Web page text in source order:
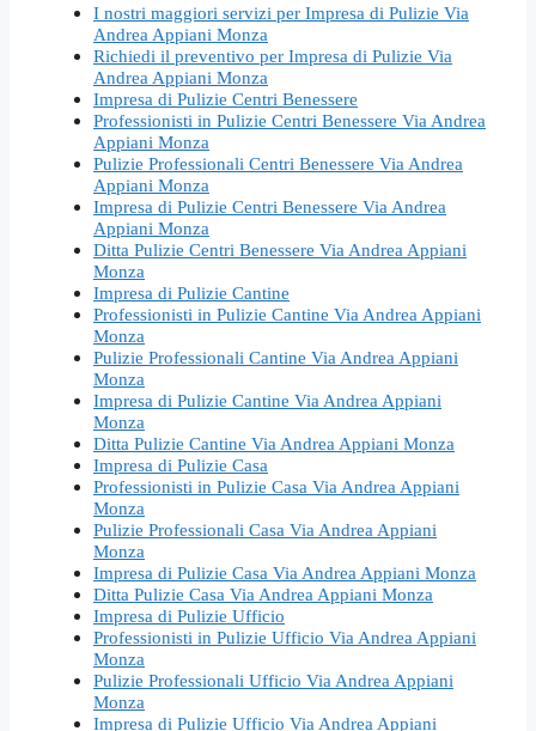
I nostri maggiori servizi per Impresa di Pulizie Via
Andrea Appiani Monza
Richiedi il preventivo per Impresa di Pulizie Via
Andrea Appiani Monza
Impresa di Pulizie Centri Benessere
Professionisti in Pulizie Centri Benessere Via Andrea
Appiani Monza
Pulizie Professionali Centri Benessere Via Andrea
Appiani Monza
Impresa di Pulizie Centri Benessere Via Andrea
Appiani Monza
Ditta Pulizie Centri Benessere Via Andrea Appiani
Monza
Impresa di Pulizie Cantine
Professionisti in Pulizie Cantine Via Andrea Appiani
Monza
Pulizie Professionali Cantine Via Andrea Appiani
Monza
Impresa di Pulizie Cantine Via Andrea Appiani
Monza
Ditta Pulizie Cantine Via Andrea Appiani Monza
Impresa di Pulizie Casa
Professionisti in Pulizie Casa Via Andrea Appiani
Monza
Pulizie Professionali Casa Via Andrea Appiani
Monza
Impresa di Pulizie Casa Via Andrea Appiani Monza
Ditta Pulizie Casa Via Andrea Appiani Monza
Impresa di Pulizie Ufficio
Professionisti in Pulizie Ufficio Via Andrea Appiani
Monza
Pulizie Professionali Ufficio Via Andrea Appiani
Monza
Impresa di Pulizie Ufficio Via Andrea Appiani